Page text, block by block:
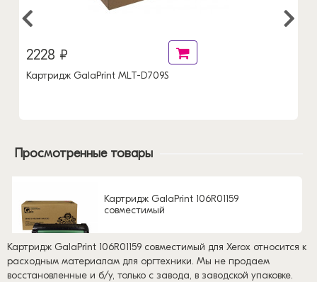
2228 ₽
Картридж GalaPrint MLT-D709S
Просмотренные товары
Картридж GalaPrint 106R01159
совместимый
Картридж GalaPrint 106R01159 совместимый для Xerox относится к
расходным материалам для оргтехники. Мы не продаем
восстановленные и б/у, только с завода, в заводской упаковке.